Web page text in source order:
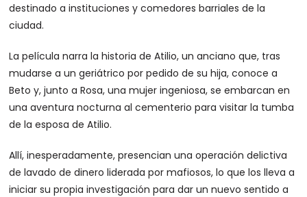
destinado a instituciones y comedores barriales de la
ciudad.
La película narra la historia de Atilio, un anciano que, tras
mudarse a un geriátrico por pedido de su hija, conoce a
Beto y, junto a Rosa, una mujer ingeniosa, se embarcan en
una aventura nocturna al cementerio para visitar la tumba
de la esposa de Atilio.
Allí, inesperadamente, presencian una operación delictiva
de lavado de dinero liderada por mafiosos, lo que los lleva a
iniciar su propia investigación para dar un nuevo sentido a